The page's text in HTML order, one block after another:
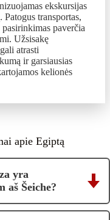
ekskursijas
transportas,
paverčia
Užsisakę
atrasti
ir garsiausias
kelionės
apie Egiptą
yra
aš Šeiche?